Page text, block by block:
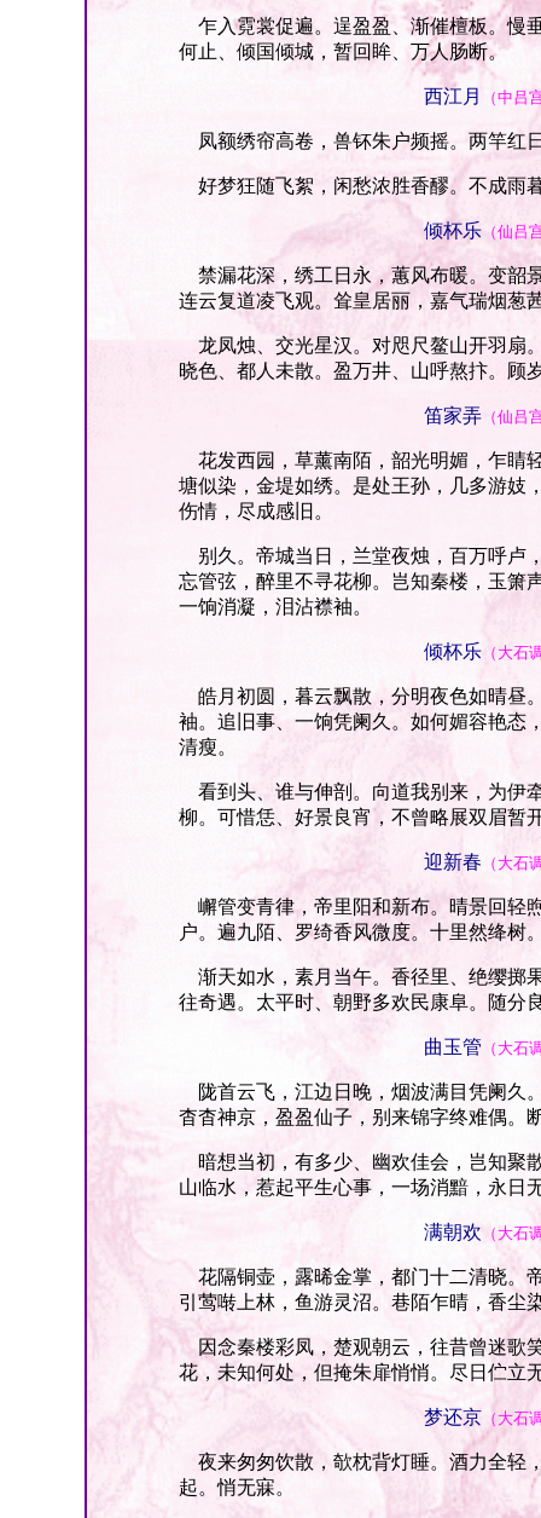
乍入霓裳促遍。逞盈盈、渐催檀板。慢
何止、倾国倾城，暂回眸、万人肠断。
西江月 （中吕
凤额绣帘高卷，兽钚朱户频摇。两竿红
好梦狂随飞絮，闲愁浓胜香醪。不成雨
倾杯乐 （仙吕
禁漏花深，绣工日永，蕙风布暖。变韶
连云复道凌飞观。耸皇居丽，嘉气瑞烟葱
龙凤烛、交光星汉。对咫尺鳌山开羽扇
晓色、都人未散。盈万井、山呼熬抃。顾
笛家弄 （仙吕
花发西园，草薰南陌，韶光明媚，乍睛
塘似染，金堤如绣。是处王孙，几多游妓
伤情，尽成感旧。
别久。帝城当日，兰堂夜烛，百万呼卢
忘管弦，醉里不寻花柳。岂知秦楼，玉箫
一饷消凝，泪沾襟袖。
倾杯乐 （大石
皓月初圆，暮云飘散，分明夜色如晴昼
袖。追旧事、一饷凭阑久。如何媚容艳态
清瘦。
看到头、谁与伸剖。向道我别来，为伊
柳。可惜恁、好景良宵，不曾略展双眉暂
迎新春 （大石
嶰管变青律，帝里阳和新布。晴景回轻
户。遍九陌、罗绮香风微度。十里然绛树
渐天如水，素月当午。香径里、绝缨掷
往奇遇。太平时、朝野多欢民康阜。随分
曲玉管 （大石
陇首云飞，江边日晚，烟波满目凭阑久
杳杳神京，盈盈仙子，别来锦字终难偶。
暗想当初，有多少、幽欢佳会，岂知聚
山临水，惹起平生心事，一场消黯，永日
满朝欢 （大石
花隔铜壶，露晞金掌，都门十二清晓。
引莺啭上林，鱼游灵沼。巷陌乍晴，香尘
因念秦楼彩凤，楚观朝云，往昔曾迷歌
花，未知何处，但掩朱扉悄悄。尽日伫立
梦还京 （大石
夜来匆匆饮散，欹枕背灯睡。酒力全轻
起。悄无寐。